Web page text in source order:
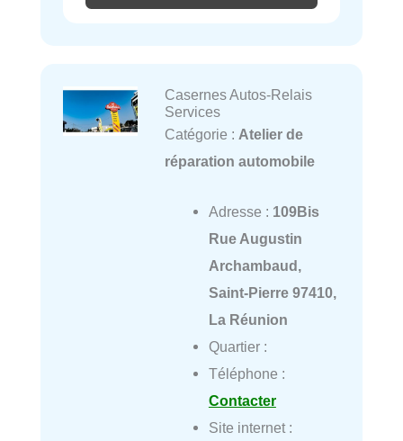
Casernes Autos-Relais
Services
Catégorie : Atelier de
réparation automobile
Adresse : 109Bis
Rue Augustin
Archambaud,
Saint-Pierre 97410,
La Réunion
Quartier :
Téléphone :
Contacter
Site internet :